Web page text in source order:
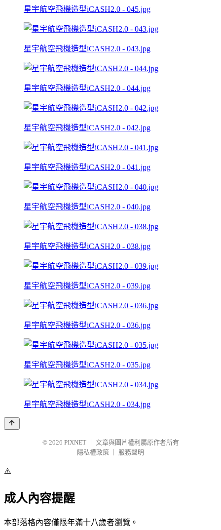
星宇航空飛機造型iCASH2.0 - 045.jpg
星宇航空飛機造型iCASH2.0 - 043.jpg
星宇航空飛機造型iCASH2.0 - 044.jpg
星宇航空飛機造型iCASH2.0 - 042.jpg
星宇航空飛機造型iCASH2.0 - 041.jpg
星宇航空飛機造型iCASH2.0 - 040.jpg
星宇航空飛機造型iCASH2.0 - 038.jpg
星宇航空飛機造型iCASH2.0 - 039.jpg
星宇航空飛機造型iCASH2.0 - 036.jpg
星宇航空飛機造型iCASH2.0 - 035.jpg
星宇航空飛機造型iCASH2.0 - 034.jpg
© 2026 PIXNET
文章與圖片權利屬原作者所有
隱私權政策
服務聲明
⚠️
成人內容提醒
本部落格內容僅限年滿十八歲者瀏覽。